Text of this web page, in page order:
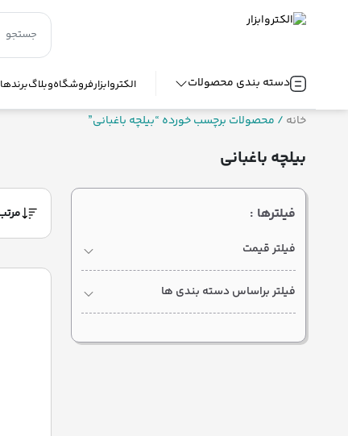
دسته بندی محصولات الکتروابزارفروشگاهوبلاگبرندها
خانه / محصولات برچسب خورده “بیلچه باغبانی”
بیلچه باغبانی
فیلترها :
فیلتر قیمت
فیلتر براساس دسته بندی ها